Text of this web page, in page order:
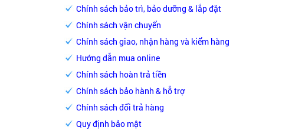
Chính sách bảo trì, bảo dưỡng & lắp đặt
Chính sách vận chuyển
Chính sách giao, nhận hàng và kiểm hàng
Hướng dẫn mua online
Chính sách hoàn trả tiền
Chính sách bảo hành & hỗ trợ
Chính sách đổi trả hàng
Quy định bảo mật